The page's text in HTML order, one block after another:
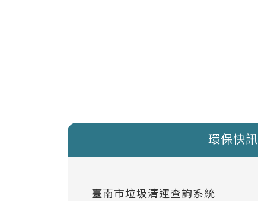
環保快訊
臺南市垃圾清運查詢系統